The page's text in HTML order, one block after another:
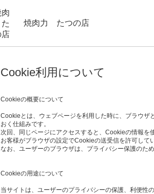
焼肉力 たつの店
Cookie利用について
Cookieの概要について
Cookieとは、ウェブページを利用した時に、ブラウザ
おく仕組みです。
次回、同じページにアクセスすると、Cookieの情報を
お客様がブラウザの設定でCookieの送受信を許可して
なお、ユーザーのブラウザは、プライバシー保護のた
Cookieの用途について
当サイトは、ユーザーのプライバシーの保護、利便性